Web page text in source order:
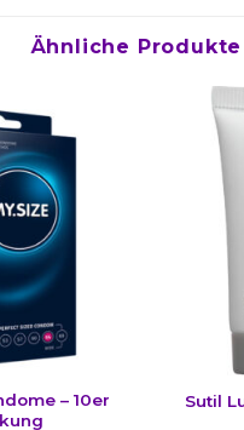
Ähnliche Produkte
– 10er
Sutil